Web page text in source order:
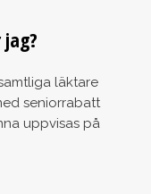
läktare
seniorrabatt
uppvisas på